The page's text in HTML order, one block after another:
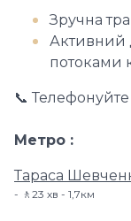
Зручна
Активний
потоками
📞
Метро
Тараса
🚶23 хв - 1,7км